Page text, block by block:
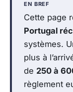
EN BREF
Cette page
Portugal
systèmes.
plus à
de 250 à
règlement